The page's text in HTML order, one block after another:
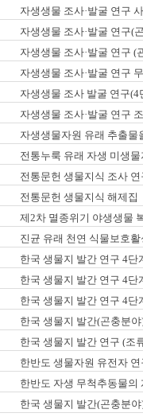
자생생물 조사·발굴 연구
자생생물 조사·발굴 연구(
자생생물 조사·발굴 연구 (
자생생물 조사·발굴 연구
자생생물 조사 발굴 연구
자생생물 조사·발굴 연구
자생생물자원 유래 추출물
전통누룩 유래 자생 미생
전통문헌 생물지식 조사 연
전통문헌 생물지식 해제집
제2차 멸종위기 야생생물
진균 유래 천연 식물보호
한국 생물지 발간 연구 4
한국 생물지 발간 연구 4
서
한국 생물지 발간 연구 4
한국 생물지 발간(곤충분
한국 생물지 발간 연구 (조
한반도 생물자원 유전자
(1차년도)
한반도 자생 무척추동물의
한국 생물지 발간(곤충분